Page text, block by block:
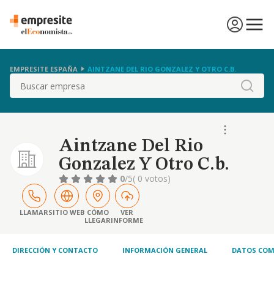
EMPRESITE ESPAÑA AINTZANE DEL RIO GONZALEZ Y OTRO C.B.
Buscar
Aintzane Del Rio
Gonzalez Y Otro C.b.
0/5( 0 votos)
LLAMARSITIO WEB CÓMO
LLEGAR
VER
INFORME
DIRECCIÓN Y CONTACTO INFORMACIÓN GENERAL DATOS